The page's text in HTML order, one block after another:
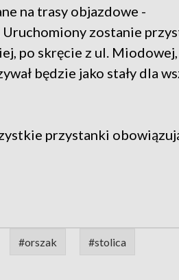
na trasy objazdowe -
zostanie
po skręcie z ul.
będzie jako stały dla
przystanki
#orszak #stolica